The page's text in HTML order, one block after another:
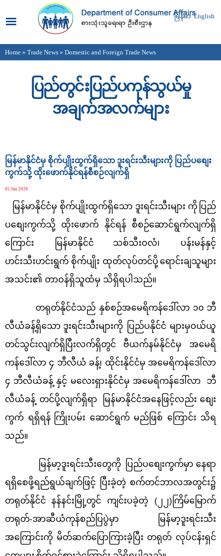
main
content
မြန်မာ English
You are here
Home » Trade News » Domestic and Foreign Trade News
ပြည်တွင်းပြည်ပကုန်သွယ်မှု
အချက်အလက်များ
မြန်မာနိုင်ငံမှ စိုက်ပျိုးထွက်ရှိသော ဒူးရင်းသီးများကို ပြည်ပစျေး
ကွက်သို့ ထိုးဖောက်နိုင်ရန်စီစဉ်လျက်ရှိ
05 Jan 2026
မြန်မာနိုင်ငံမှ စိုက်ပျိုးထွက်ရှိသော ဒူးရင်းသီးများ ကို ပြည်
ပစျေးကွက်သို့ ထိုးဖောက် နိုင်ရန် စီစဉ်ဆောင်ရွက်လျက်ရှိ
ကြောင်း မြန်မာနိုင်ငံ
သစ်သီးဝလံ၊ ပန်းမန်နှင့်
ဟင်းသီးဟင်းရွက် စိုက်ပျိုး ထုတ်လုပ်တင်ပို့ ရောင်းချသူများ
အသင်း၏ တာဝန်ရှိသူထံမှ သိရှိရပါသည်။
တရုတ်နိုင်ငံသည် နှစ်စဉ်အမေရိကန်ဒေါ်လာ ၁၀ ဘီ
လီယံခန့်ရှိသော ဒူးရင်းသီးများကို ပြည်ပနိုင်ငံ များမှဝယ်ယူ
တင်သွင်းလျက်ရှိပြီးလက်ရှိတွင်
ဗီယက်နမ်နိုင်ငံမှ အမေရိ
ကန်ဒေါ်လာ ၄ ဘီလီယံ ခန့်၊ ထိုင်းနိုင်ငံမှ အမေရိကန်ဒေါ်လာ
၄ ဘီလီယံခန့် နှင့် မလေးရှားနိုင်ငံမှ အမေရိကန်ဒေါ်လာ ဘီ
လီယံခန့် တင်ပို့လျက်ရှိရာ
မြန်မာနိုင်ငံအနေဖြင့်လည်း စျေး
ကွက် ရရှိရန် ကြိုးပမ်း ဆောင်ရွက် မည်ဖြစ် ကြောင်း သိရ
သည်။
မြန်မာ့ဒူးရင်းသီးတွေကို ပြည်ပစျေးကွက်မှာ နေရာ
ရရှိစေဖို့ရည်ရွယ်ချက်ဖြင့် ပြီးခဲ့တဲ့ စက်တင်ဘာလအတွင်း၌
တရုတ်နိုင်ငံ နန်နင်းမြို့တွင် ကျင်းပခဲ့တဲ့ (၂၂)ကြိမ်မြောက်
တရုတ်-အာဆီယံကုန်စည်ပြပွဲမှာ
မြန်မာ့ဒူးရင်းသီး
အကြောင်းကို မိတ်ဆက်ပြောကြားခဲ့ပြီး တရုတ် လုပ်ငန်းရှင်